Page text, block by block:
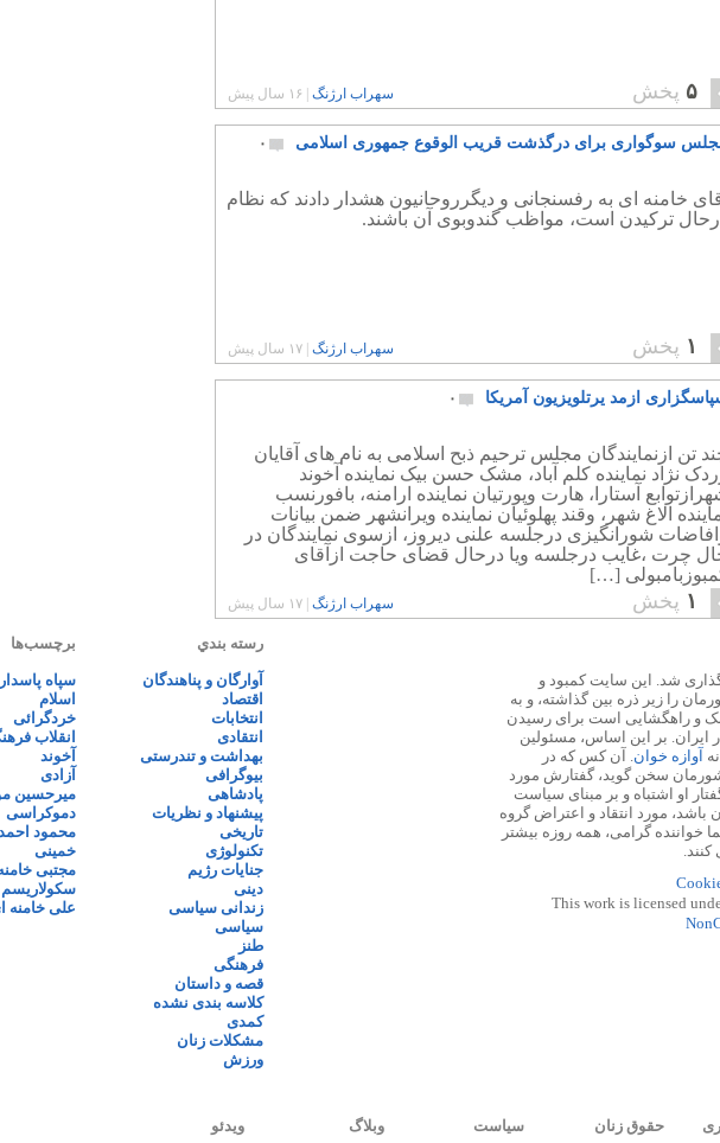
۵ پخش سهراب ارژنگ ۱۶ سال پیش
سوگواری برای درگذشت قریب الوقوع جمهوری اسلامی ۰
خامنه ای به رفسنجانی و دیگرروحانیون هشدار دادند که نظام
ترکیدن است، مواظب گندوبوی آن باشند.
۱ پخش سهراب ارژنگ ۱۷ سال پیش
ازمد یرتلویزیون آمریکا ۰
تن ازنمایندگان مجلس ترحیم ذبح اسلامی به نام های آقایان
نژاد نماینده کلم آباد، مشک حسن بیک نماینده آخوند
آستارا، هارت وپورتیان نماینده ارامنه، بافورنسب
الاغ شهر، وقند پهلوئیان نماینده ویرانشهر ضمن بیانات
شورانگیزی درجلسه علنی دیروز، ازسوی نمایندگان در
چرت ،غایب درجلسه ویا درحال قضای حاجت ازآقای
[…]
۱ پخش سهراب ارژنگ ۱۷ سال پیش
در ۱۳ اسفند ۱۳۸۷ پایه گذاری شد. این سایت کمبود و
را زیر ذره بین گذاشته، و به
و راهگشایی است برای رسیدن
ایران. بر این اساس، مسئولین
آوازه خوان. آن کس که در
سخن گوید، گفتارش مورد
او اشتباه و بر مبنای سیاست
باشد، مورد انتقاد و اعتراض گروه
خواننده گرامی، همه روزه بیشتر
This work is licensed
رسته بندي
آوارگان و پناهندگان
اقتصاد
انتخابات
انتقادی
بهداشت و تندرستی
بیوگرافی
پادشاهی
پیشنهاد و نظریات
تاریخی
تکنولوژی
جنایات رژیم
دینی
زندانی سیاسی
سیاسی
طنز
فرهنگی
قصه و داستان
کلاسه بندی نشده
کمدی
مشکلات زنان
ورزش
برچسب‌ها
سپاه
اسلام
خردگرائی
انقلاب
آخوند
آزادی
میرحسین
دموکراسی
محمود
خمینی
مجتبی
سکولاریسم
علی خامنه
حقوق زنان سیاست وبلاگ ویدئو